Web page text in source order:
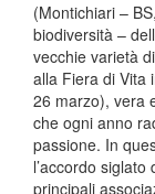
(Montichiari –
biodiversità –
vecchie varietà
alla Fiera di Vita
26 marzo), vera
che ogni anno
passione. In
l’accordo
principali